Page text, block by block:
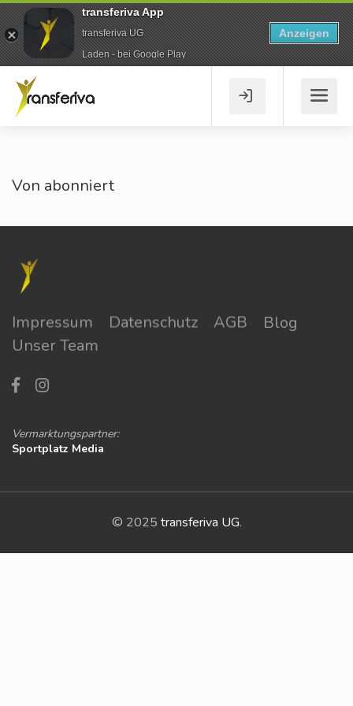
Von abonniert
Impressum Datenschutz AGB
Blog
Unser Team
Vermarktungspartner:
Sportplatz Media
© 2025 transferiva UG.
transferiva App
transferiva UG
Laden - bei Google Play
Anzeigen